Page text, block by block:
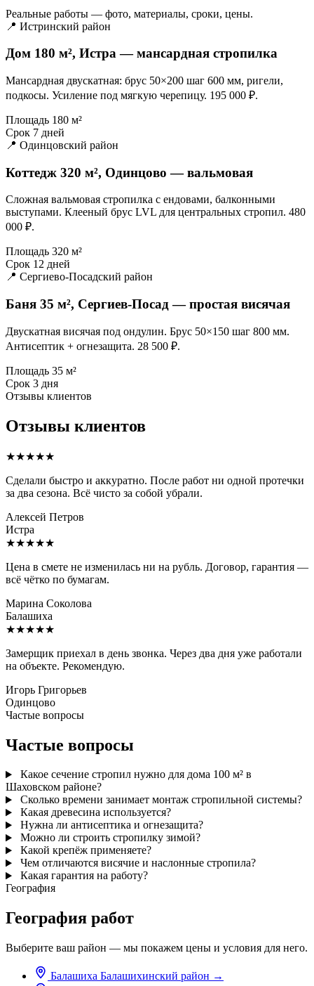
Реальные работы — фото, материалы, сроки, цены.
📍 Истринский район
Дом 180 м², Истра — мансардная стропилка
Мансардная двускатная: брус 50×200 шаг 600 мм, ригели,
подкосы. Усиление под мягкую черепицу. 195 000 ₽.
Площадь 180 м²
Срок 7 дней
📍 Одинцовский район
Коттедж 320 м², Одинцово — вальмовая
Сложная вальмовая стропилка с ендовами, балконными
выступами. Клееный брус LVL для центральных стропил. 480
000 ₽.
Площадь 320 м²
Срок 12 дней
📍 Сергиево-Посадский район
Баня 35 м², Сергиев-Посад — простая висячая
Двускатная висячая под ондулин. Брус 50×150 шаг 800 мм.
Антисептик + огнезащита. 28 500 ₽.
Площадь 35 м²
Срок 3 дня
Отзывы клиентов
Отзывы клиентов
★★★★★
Сделали быстро и аккуратно. После работ ни одной протечки
за два сезона. Всё чисто за собой убрали.
Алексей Петров
Истра
★★★★★
Цена в смете не изменилась ни на рубль. Договор, гарантия —
всё чётко по бумагам.
Марина Соколова
Балашиха
★★★★★
Замерщик приехал в день звонка. Через два дня уже работали
на объекте. Рекомендую.
Игорь Григорьев
Одинцово
Частые вопросы
Частые вопросы
Какое сечение стропил нужно для дома 100 м² в
Шаховском районе?
Сколько времени занимает монтаж стропильной системы?
Какая древесина используется?
Нужна ли антисептика и огнезащита?
Можно ли строить стропилку зимой?
Какой крепёж применяете?
Чем отличаются висячие и наслонные стропила?
Какая гарантия на работу?
География
География работ
Выберите ваш район — мы покажем цены и условия для него.
Балашиха Балашихинский район →